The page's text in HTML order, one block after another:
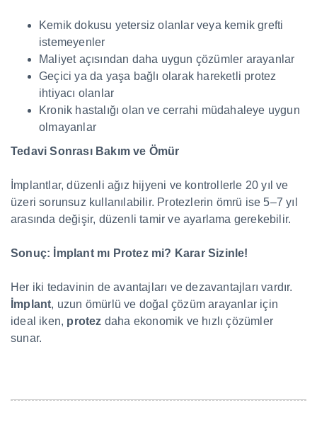
Kemik dokusu yetersiz olanlar veya kemik grefti
istemeyenler
Maliyet açısından daha uygun çözümler arayanlar
Geçici ya da yaşa bağlı olarak hareketli protez
ihtiyacı olanlar
Kronik hastalığı olan ve cerrahi müdahaleye uygun
olmayanlar
Tedavi Sonrası Bakım ve Ömür
İmplantlar, düzenli ağız hijyeni ve kontrollerle 20 yıl ve
üzeri sorunsuz kullanılabilir. Protezlerin ömrü ise 5–7 yıl
arasında değişir, düzenli tamir ve ayarlama gerekebilir.
Sonuç: İmplant mı Protez mi? Karar Sizinle!
Her iki tedavinin de avantajları ve dezavantajları vardır.
İmplant, uzun ömürlü ve doğal çözüm arayanlar için
ideal iken, protez daha ekonomik ve hızlı çözümler
sunar.